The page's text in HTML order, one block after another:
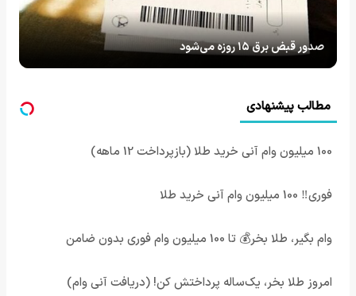
صدور قبض برق ۱۵ روزه می‌شود
مطالب پیشنهادی
100 میلیون وام آنی خرید طلا (بازپرداخت 12 ماهه)
فوری‼️ 100 میلیون وام آنی خرید طلا
وام بگیر، طلا بخر💰 تا 100 میلیون وام فوری بدون ضامن
امروز طلا بخر، یک‌ساله پرداختش کن! (دریافت آنی وام)